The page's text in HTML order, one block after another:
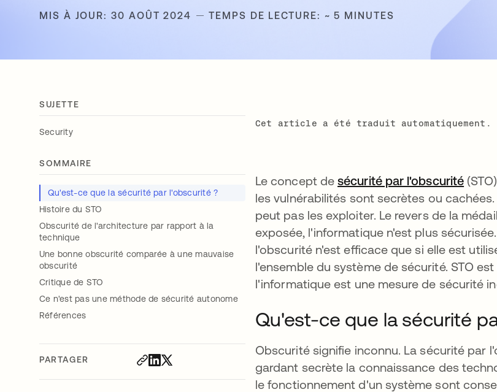
MIS À JOUR: 30 AOÛT 2024 TEMPS DE LECTURE: ~ 5 MINUTES
SUJETTE
Security
SOMMAIRE
Qu'est-ce que la sécurité par l'obscurité ?
Histoire du STO
Obscurité de l'architecture par rapport à la
technique
Une bonne obscurité comparée à une mauvaise
obscurité
Critique de STO
Ce n'est pas une méthode de sécurité autonome
Références
PARTAGER
Cet article a été traduit automatiquement.
Le concept desécurité par l'obscurité
les vulnérabilités sont secrètes ou
peut pas les exploiter. Le revers de la
exposée, l'informatique n'est plus
l'obscurité n'est efficace que si elle est
l'ensemble du système de sécurité. STO
l'informatique est une mesure de sécurité
Qu'est-ce que la sécurité
Obscurité signifie inconnu. La sécurité par
gardant secrète la connaissance des
le fonctionnement d'un système sont